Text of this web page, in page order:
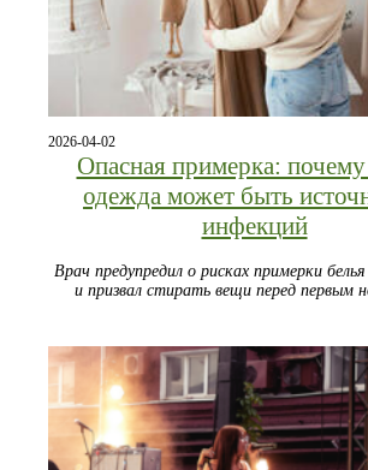
2026-04-02
Опасная примерка:
одежда может быть
инфекций
Врач предупредил о рисках примерки
и призвал стирать вещи перед первым